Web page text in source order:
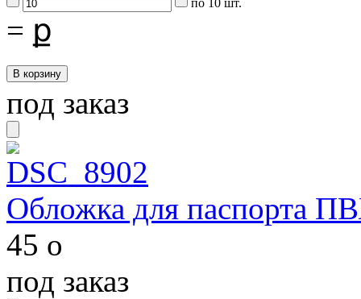
= ք
под заказ
Обложка для паспорта
45 o
под заказ